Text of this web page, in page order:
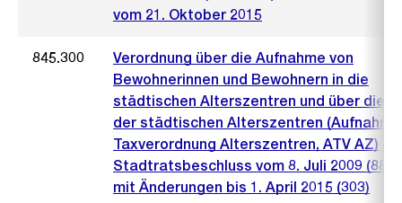
vom 21. Oktober 2015
845.300
Verordnung über die Aufnahme von
Bewohnerinnen und Bewohnern in die
städtischen Alterszentren und über die
der städtischen Alterszentren
Taxverordnung Alterszentren, ATV AZ)
Stadtratsbeschluss vom 8. Juli 2009 (884)
mit Änderungen bis 1. April 2015 (303)